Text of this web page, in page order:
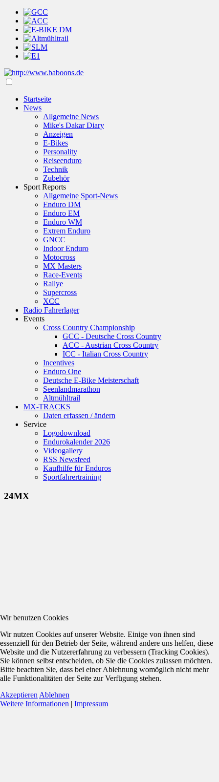
Startseite
News
Allgemeine News
Mike's Dakar Diary
Anzeigen
E-Bikes
Personality
Reiseenduro
Technik
Zubehör
Sport Reports
Allgemeine Sport-News
Enduro DM
Enduro EM
Enduro WM
Extrem Enduro
GNCC
Indoor Enduro
Motocross
MX Masters
Race-Events
Rallye
Supercross
XCC
Radio Fahrerlager
Events
Cross Country Championship
GCC - Deutsche Cross Country
ACC - Austrian Cross Country
ICC - Italian Cross Country
Incentives
Enduro One
Deutsche E-Bike Meisterschaft
Seenlandmarathon
Altmühltrail
MX-TRACKS
Daten erfassen / ändern
Service
Logodownload
Endurokalender 2026
Videogallery
RSS Newsfeed
Kaufhilfe für Enduros
Sportfahrertraining
24MX
Wir benutzen Cookies
Wir nutzen Cookies auf unserer Website. Einige von ihnen sind
essenziell für den Betrieb der Seite, während andere uns helfen, diese
Website und die Nutzererfahrung zu verbessern (Tracking Cookies).
Sie können selbst entscheiden, ob Sie die Cookies zulassen möchten.
Bitte beachten Sie, dass bei einer Ablehnung womöglich nicht mehr
alle Funktionalitäten der Seite zur Verfügung stehen.
Akzeptieren Ablehnen
Weitere Informationen | Impressum